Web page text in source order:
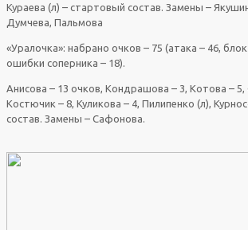
Кураева (л) – стартовый состав. Замены –
Думчева, Пальмова
«Уралочка»: набрано очков – 75 (атака – 46, блок
ошибки соперника – 18).
Анисова – 13 очков, Кондрашова – 3, Котова – 5,
Костючик – 8, Куликова – 4, Пилипенко (л),
состав. Замены – Сафонова.